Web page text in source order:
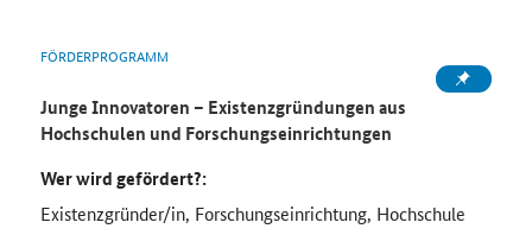
FÖRDERPROGRAMM
Junge Innovatoren – Existenzgründungen aus
Hochschulen und Forschungseinrichtungen
Wer wird gefördert?:
Existenzgründer/in, Forschungseinrichtung, Hochschule